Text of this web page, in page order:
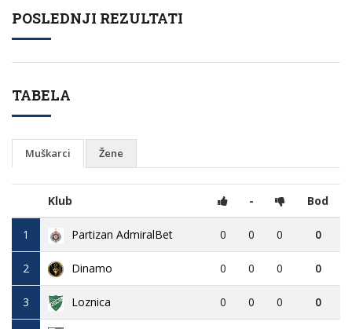
POSLEDNJI REZULTATI
TABELA
Muškarci Žene
Klub - Bod
1 Partizan AdmiralBet 0 0 0 0
2 Dinamo 0 0 0 0
3 Loznica 0 0 0 0